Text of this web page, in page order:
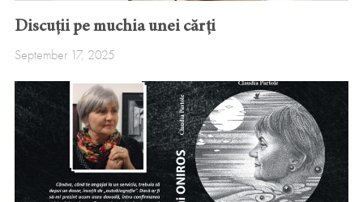
Discuții pe muchia unei cărți
September 17, 2025